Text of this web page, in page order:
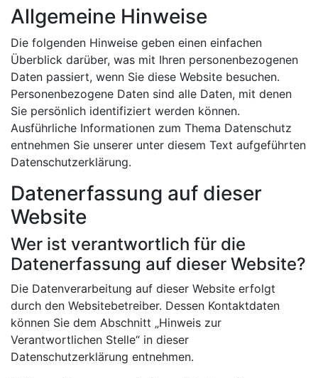
Allgemeine Hinweise
Die folgenden Hinweise geben einen einfachen
Überblick darüber, was mit Ihren personenbezogenen
Daten passiert, wenn Sie diese Website besuchen.
Personenbezogene Daten sind alle Daten, mit denen
Sie persönlich identifiziert werden können.
Ausführliche Informationen zum Thema Datenschutz
entnehmen Sie unserer unter diesem Text aufgeführten
Datenschutzerklärung.
Datenerfassung auf dieser
Website
Wer ist verantwortlich für die
Datenerfassung auf dieser Website?
Die Datenverarbeitung auf dieser Website erfolgt
durch den Websitebetreiber. Dessen Kontaktdaten
können Sie dem Abschnitt „Hinweis zur
Verantwortlichen Stelle“ in dieser
Datenschutzerklärung entnehmen.